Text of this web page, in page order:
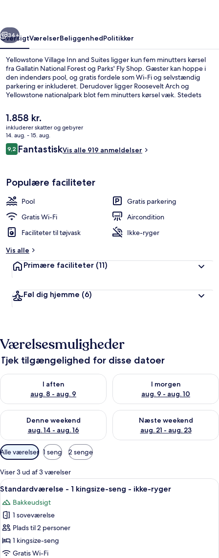
Næste
34+
OversigtVærelserBeliggenhedPolitikker
Yellowstone Village Inn and Suites ligger kun fem minutters kørsel
fra Gallatin National Forest og Parks' Fly Shop. Gæster kan hoppe i
den indendørs pool, og gratis fordele som Wi-Fi og selvstændig
parkering er inkluderet. Derudover ligger Roosevelt Arch og
Yellowstone nationalpark blot fem minutters kørsel væk. Stedets
bedømmelser fra rejsende.
Den
nuværende
pris
er
1.858 kr.
1.858 kr.
inkluderer skatter og gebyrer
14. aug. - 15. aug.
Anmeldelser
9,29,2 ud af 10.
FantastiskVis alle 919 anmeldelser
Populære faciliteter
Pool
Gratis parkering
Gratis Wi-Fi
Aircondition
Faciliteter til tøjvask
Ikke-ryger
Vis alle
Primære faciliteter (11)
Føl dig hjemme (6)
Værelsesmuligheder
Tjek tilgængelighed for disse datoer
I aften
aug. 8 - aug. 9
Tjek tilgængelighed for i aften aug. 8 - aug. 9
I morgen
aug. 9 - aug. 10
Tjek tilgængelighed for i
Denne weekend
aug. 14 - aug. 16
Tjek tilgængelighed for denne weekend aug. 14 - aug. 16
Næste weekend
aug. 21 - aug. 23
Tjek tilgængelighed for næste
Tilgængelige
filtre
for
værelser
Alle værelser 1 seng 2 senge
Viser 3 ud af 3 værelser
Indlæs
alle
billeder
af
Standardværelse
-
1
Et soveværelse med seng,
1
Standardværelse - 1 kingsize-seng - ikke-ryger
Bakkeudsigt
1 soveværelse
Plads til 2 personer
1 kingsize-seng
Gratis Wi-Fi